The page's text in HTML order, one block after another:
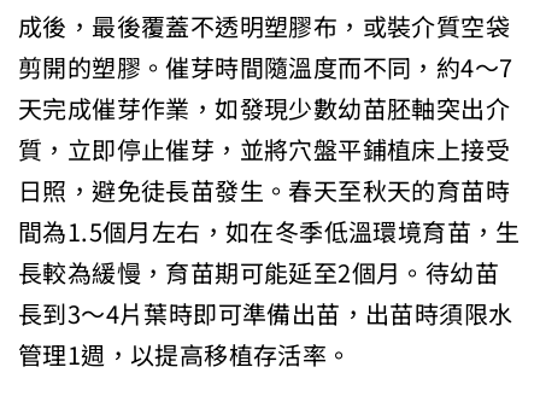
成後，最後覆蓋不透明塑膠布，或裝介質空袋
剪開的塑膠。催芽時間隨溫度而不同，約4～7
天完成催芽作業，如發現少數幼苗胚軸突出介
質，立即停止催芽，並將穴盤平鋪植床上接受
日照，避免徒長苗發生。春天至秋天的育苗時
間為1.5個月左右，如在冬季低溫環境育苗，生
長較為緩慢，育苗期可能延至2個月。待幼苗
長到3～4片葉時即可準備出苗，出苗時須限水
管理1週，以提高移植存活率。